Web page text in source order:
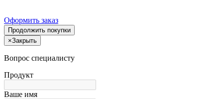
Оформить заказ
Продолжить покупки
×Закрыть
Вопрос специалисту
Продукт
Ваше имя